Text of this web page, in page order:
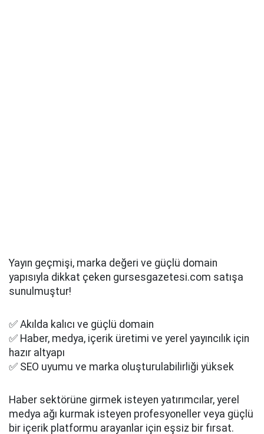
Yayın geçmişi, marka değeri ve güçlü domain
yapısıyla dikkat çeken gursesgazetesi.com satışa
sunulmuştur!
✅ Akılda kalıcı ve güçlü domain
✅ Haber, medya, içerik üretimi ve yerel yayıncılık için
hazır altyapı
✅ SEO uyumu ve marka oluşturulabilirliği yüksek
Haber sektörüne girmek isteyen yatırımcılar, yerel
medya ağı kurmak isteyen profesyoneller veya güçlü
bir içerik platformu arayanlar için eşsiz bir fırsat.